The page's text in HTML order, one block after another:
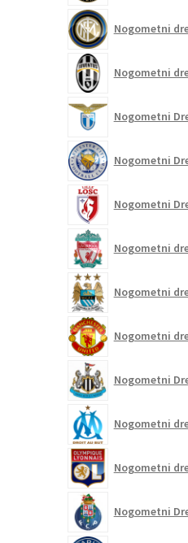
Nogometni
Nogometni
Nogometni
Nogometni
Nogometni
Nogometni
Nogometni
Nogometni
Nogometni
Nogometni
Nogometni
Nogometni